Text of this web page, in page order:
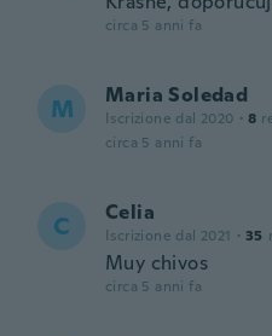
circa 5 anni fa
M Maria Soledad
Iscrizione dal 2020 · 8
circa 5 anni fa
C Celia
Iscrizione dal 2021 · 35
Muy chivos
circa 5 anni fa